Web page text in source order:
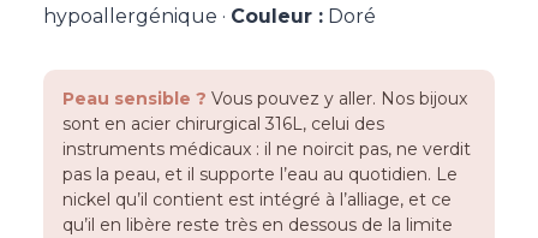
hypoallergénique · Couleur : Doré
Peau sensible ? Vous pouvez y aller. Nos bijoux
sont en acier chirurgical 316L, celui des
instruments médicaux : il ne noircit pas, ne verdit
pas la peau, et il supporte l’eau au quotidien. Le
nickel qu’il contient est intégré à l’alliage, et ce
qu’il en libère reste très en dessous de la limite